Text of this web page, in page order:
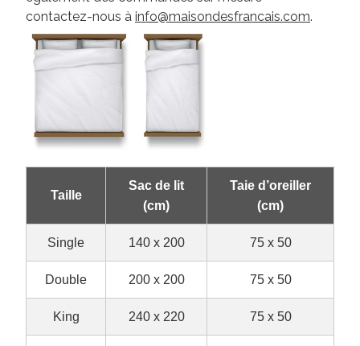
contactez-nous à info@maisondesfrancais.com.
Taille
Sac de lit
(cm)
Taie d’oreiller
(cm)
Single 140 x 200 75 x 50
Double 200 x 200 75 x 50
King 240 x 220 75 x 50